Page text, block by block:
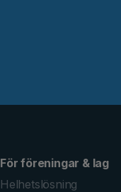
För föreningar & lag
Helhetslösning